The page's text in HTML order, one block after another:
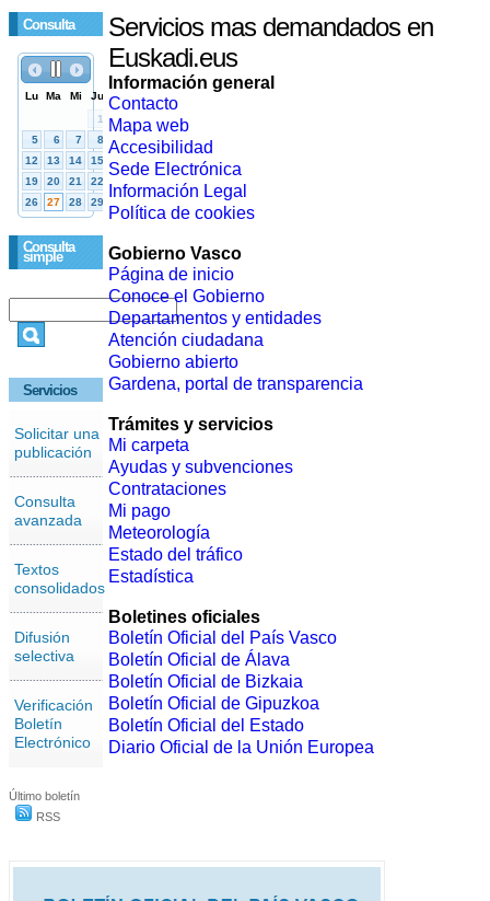
Consulta
Consulta
simple
Servicios
Solicitar una
publicación
Consulta
avanzada
Textos
consolidados
Difusión
selectiva
Verificación
Boletín
Electrónico
Último boletín
RSS
Servicios mas demandados en
Euskadi.eus
Información general
Contacto
Mapa web
Accesibilidad
Sede Electrónica
Información Legal
Política de cookies
Gobierno Vasco
Página de inicio
Conoce el Gobierno
Departamentos y entidades
Atención ciudadana
Gobierno abierto
Gardena, portal de transparencia
Trámites y servicios
Mi carpeta
Ayudas y subvenciones
Contrataciones
Mi pago
Meteorología
Estado del tráfico
Estadística
Boletines oficiales
Boletín Oficial del País Vasco
Boletín Oficial de Álava
Boletín Oficial de Bizkaia
Boletín Oficial de Gipuzkoa
Boletín Oficial del Estado
Diario Oficial de la Unión Europea